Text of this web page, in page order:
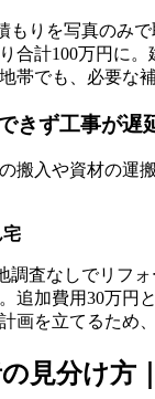
りを写真のみ
合計100万円に
帯でも、必要な
きず工事が遅
搬入や資材の運
宅
調査なしでリフ
追加費用30万円
画を立てるため
見分け方